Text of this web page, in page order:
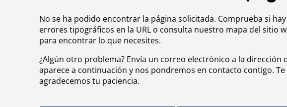
No se ha podido encontrar la página solicitada. Comprueba si hay
errores tipográficos en la URL o consulta nuestro mapa del sitio
para encontrar lo que necesites.
¿Algún otro problema? Envía un correo electrónico a la dirección
aparece a continuación y nos pondremos en contacto contigo. Te
agradecemos tu paciencia.